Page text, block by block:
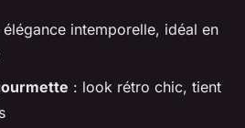
élégance intemporelle, idéal en
: look rétro chic, tient